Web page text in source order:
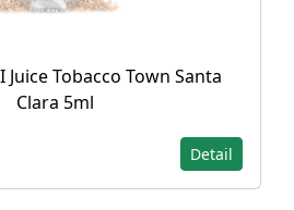
Juice Tobacco Town Santa
Clara 5ml
Detail